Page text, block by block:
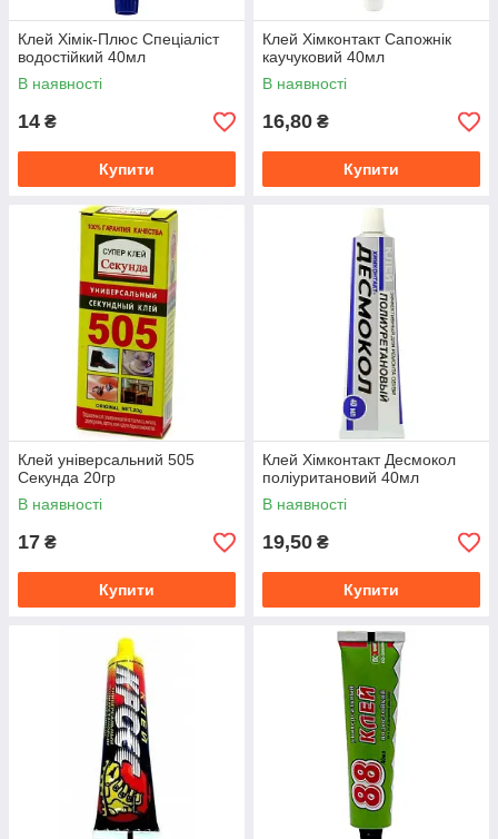
Клей Хімік-Плюс Спеціаліст
водостійкий 40мл
В наявності
14 ₴
Купити
Клей Хімконтакт Сапожнік
каучуковий 40мл
В наявності
16,80 ₴
Купити
Клей універсальний 505
Секунда 20гр
В наявності
17 ₴
Купити
Клей Хімконтакт Десмокол
поліуритановий 40мл
В наявності
19,50 ₴
Купити